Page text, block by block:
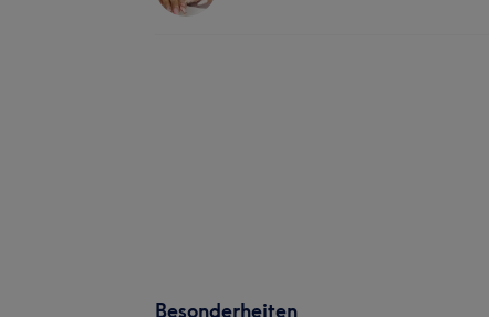
Besonderheiten